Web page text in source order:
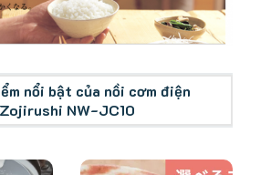
nổi bật của nồi cơm điện
Zojirushi NW-JC10